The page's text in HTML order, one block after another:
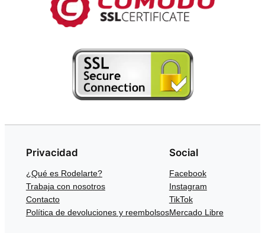
Privacidad
¿Qué es Rodelarte?
Trabaja con nosotros
Contacto
Política de devoluciones y reembolsos
Social
Facebook
Instagram
TikTok
Mercado Libre